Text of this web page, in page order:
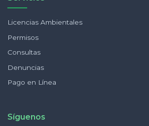
Licencias Ambientales
Permisos
Consultas
Denuncias
Pago en Línea
Síguenos